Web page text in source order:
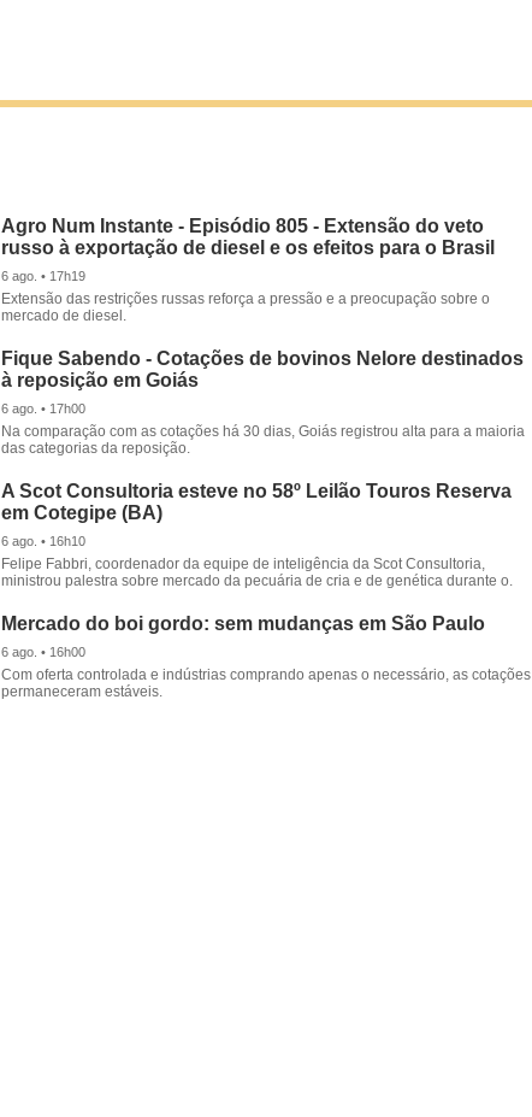
Agro Num Instante - Episódio 805 - Extensão do veto
russo à exportação de diesel e os efeitos para o Brasil
6 ago. • 17h19
Extensão das restrições russas reforça a pressão e a preocupação sobre o
mercado de diesel.
Fique Sabendo - Cotações de bovinos Nelore destinados
à reposição em Goiás
6 ago. • 17h00
Na comparação com as cotações há 30 dias, Goiás registrou alta para a maioria
das categorias da reposição.
A Scot Consultoria esteve no 58º Leilão Touros Reserva
em Cotegipe (BA)
6 ago. • 16h10
Felipe Fabbri, coordenador da equipe de inteligência da Scot Consultoria,
ministrou palestra sobre mercado da pecuária de cria e de genética durante o.
Mercado do boi gordo: sem mudanças em São Paulo
6 ago. • 16h00
Com oferta controlada e indústrias comprando apenas o necessário, as cotações
permaneceram estáveis.